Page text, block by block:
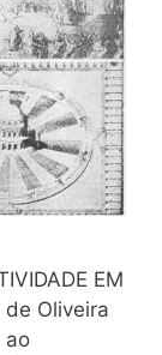
EM
de Oliveira
ao